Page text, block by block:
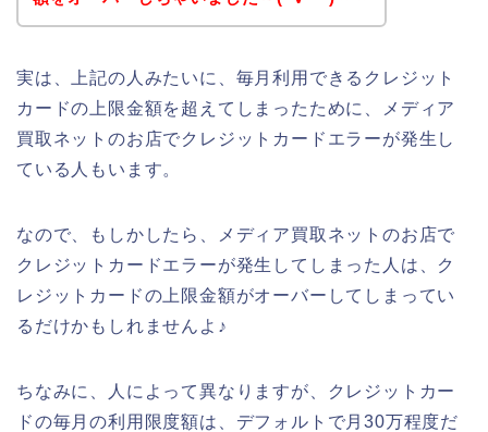
実は、上記の人みたいに、毎月利用できるクレジット
カードの上限金額を超えてしまったために、メディア
買取ネットのお店でクレジットカードエラーが発生し
ている人もいます。
なので、もしかしたら、メディア買取ネットのお店で
クレジットカードエラーが発生してしまった人は、ク
レジットカードの上限金額がオーバーしてしまってい
るだけかもしれませんよ♪
ちなみに、人によって異なりますが、クレジットカー
ドの毎月の利用限度額は、デフォルトで月30万程度だ